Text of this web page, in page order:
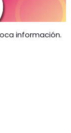
información.